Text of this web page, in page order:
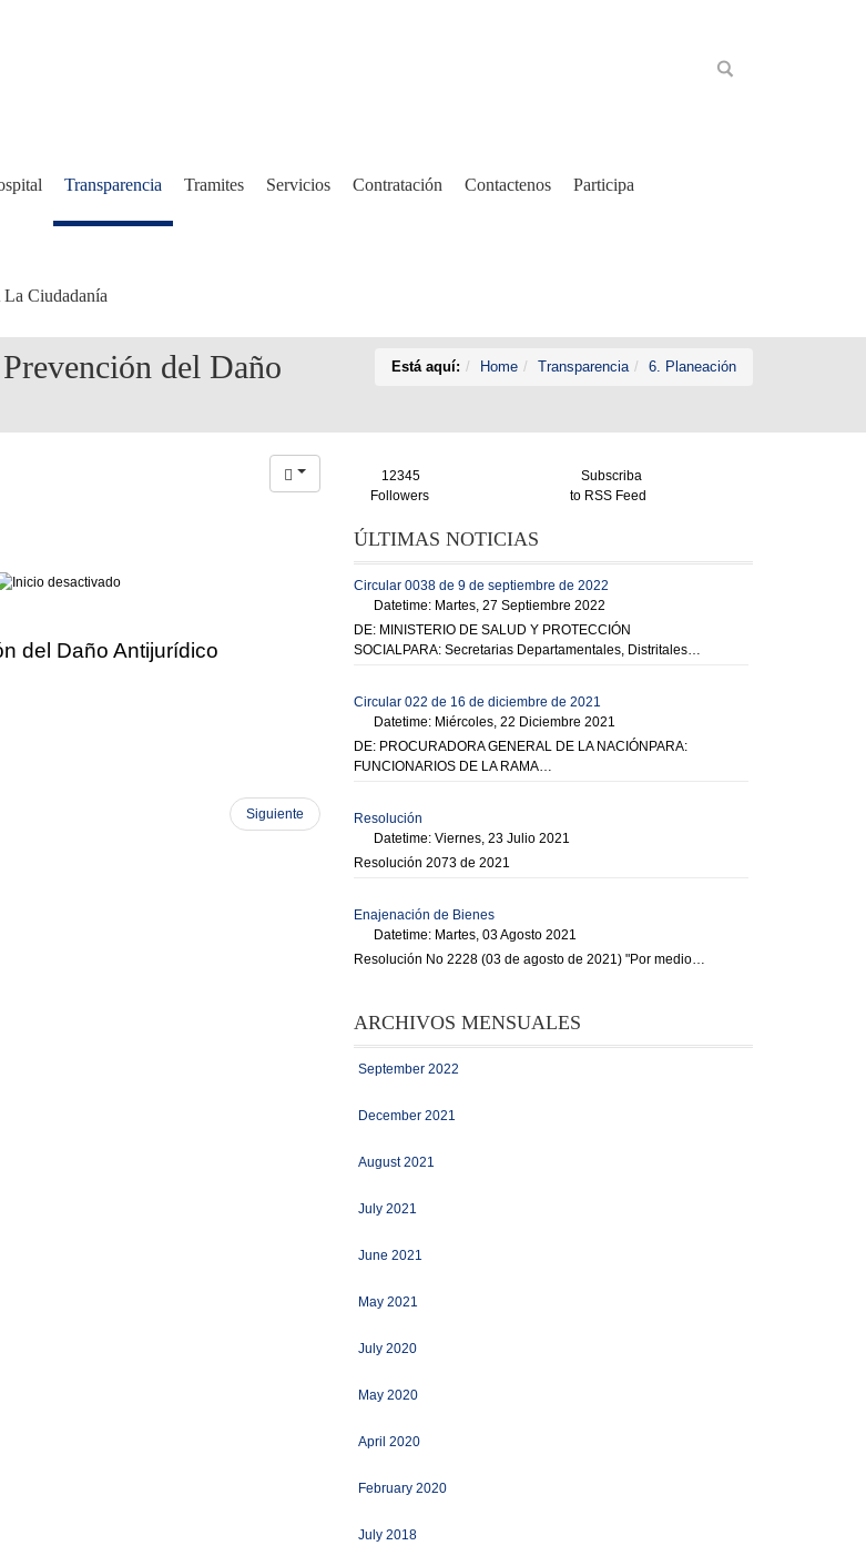
Transparencia Tramites Servicios Contratación Contactenos Participa
Ciudadanía
Está aquí: Home Transparencia 6. Planeación
del Daño
del Daño Antijurídico
Siguiente
12345
Followers
Subscriba
to RSS Feed
ÚLTIMAS NOTICIAS
Circular 0038 de 9 de septiembre de 2022
Datetime: Martes, 27 Septiembre 2022
DE: MINISTERIO DE SALUD Y PROTECCIÓN
SOCIALPARA: Secretarias Departamentales, Distritales…
Circular 022 de 16 de diciembre de 2021
Datetime: Miércoles, 22 Diciembre 2021
DE: PROCURADORA GENERAL DE LA NACIÓNPARA:
FUNCIONARIOS DE LA RAMA…
Resolución
Datetime: Viernes, 23 Julio 2021
Resolución 2073 de 2021
Enajenación de Bienes
Datetime: Martes, 03 Agosto 2021
Resolución No 2228 (03 de agosto de 2021) "Por medio…
ARCHIVOS MENSUALES
September 2022
December 2021
August 2021
July 2021
June 2021
May 2021
July 2020
May 2020
April 2020
February 2020
July 2018